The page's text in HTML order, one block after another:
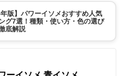
年版】パワーイソメおすすめ人気
グ7選！種類・使い方・色の選び
底解説